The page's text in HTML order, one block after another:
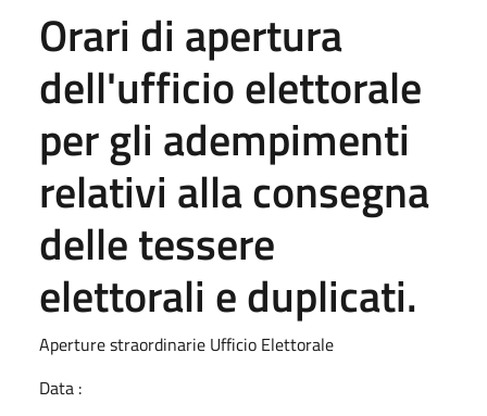
Orari di apertura
dell'ufficio elettorale
per gli adempimenti
relativi alla consegna
delle tessere
elettorali e duplicati.
Aperture straordinarie Ufficio Elettorale
Data :